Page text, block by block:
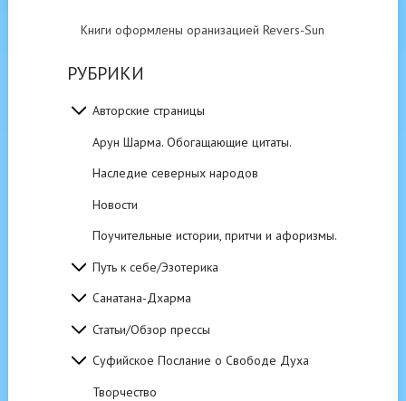
Книги оформлены оранизацией Revers-Sun
РУБРИКИ
Авторские страницы
Арун Шарма. Обогащающие цитаты.
Наследие северных народов
Новости
Поучительные истории, притчи и афоризмы.
Путь к себе/Эзотерика
Санатана-Дхарма
Статьи/Обзор прессы
Суфийское Послание о Свободе Духа
Творчество